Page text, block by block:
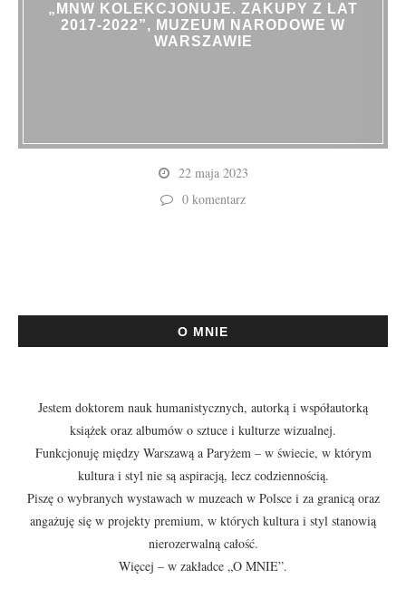
„MNW KOLEKCJONUJE. ZAKUPY Z LAT
2017-2022”, MUZEUM NARODOWE W
WARSZAWIE
22 maja 2023
0 komentarz
O MNIE
Jestem doktorem nauk humanistycznych, autorką i współautorką
książek oraz albumów o sztuce i kulturze wizualnej.
Funkcjonuję między Warszawą a Paryżem – w świecie, w którym
kultura i styl nie są aspiracją, lecz codziennością.
Piszę o wybranych wystawach w muzeach w Polsce i za granicą oraz
angażuję się w projekty premium, w których kultura i styl stanowią
nierozerwalną całość.
Więcej – w zakładce „O MNIE”.